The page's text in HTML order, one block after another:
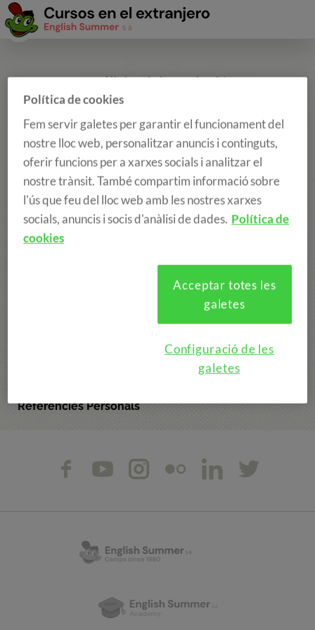
Sol·licitud d'Inscripció
Política de cookies
Fem servir galetes per garantir el funcionament del
nostre lloc web, personalitzar anuncis i continguts,
oferir funcions per a xarxes socials i analitzar el
nostre trànsit. També compartim informació sobre
l'ús que feu del lloc web amb les nostres xarxes
socials, anuncis i socis d'anàlisi de dades. Política de
cookies
Acceptar totes les
galetes
Configuració de les
galetes